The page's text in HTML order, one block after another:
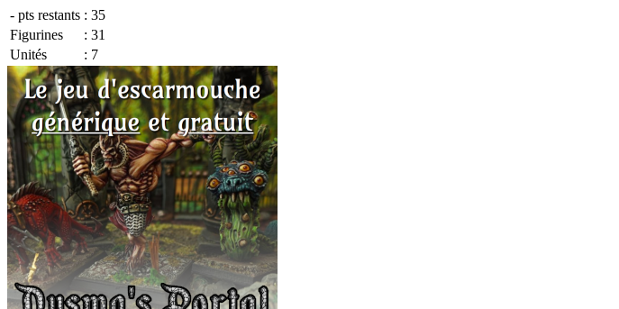
- pts restants : 35
Figurines
: 31
Unités
: 7